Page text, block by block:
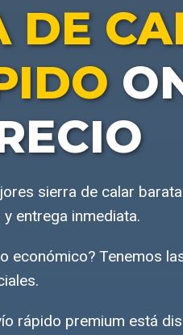
DE
sierra de calar
entrega inmediata.
económico? Tenemos
rápido premium está